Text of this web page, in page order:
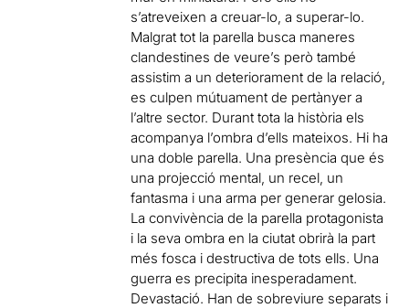
s’atreveixen a creuar-lo, a superar-lo.
Malgrat tot la parella busca maneres
clandestines de veure’s però també
assistim a un deteriorament de la relació,
es culpen mútuament de pertànyer a
l’altre sector. Durant tota la història els
acompanya l’ombra d’ells mateixos. Hi ha
una doble parella. Una presència que és
una projecció mental, un recel, un
fantasma i una arma per generar gelosia.
La convivència de la parella protagonista
i la seva ombra en la ciutat obrirà la part
més fosca i destructiva de tots ells. Una
guerra es precipita inesperadament.
Devastació. Han de sobreviure separats i